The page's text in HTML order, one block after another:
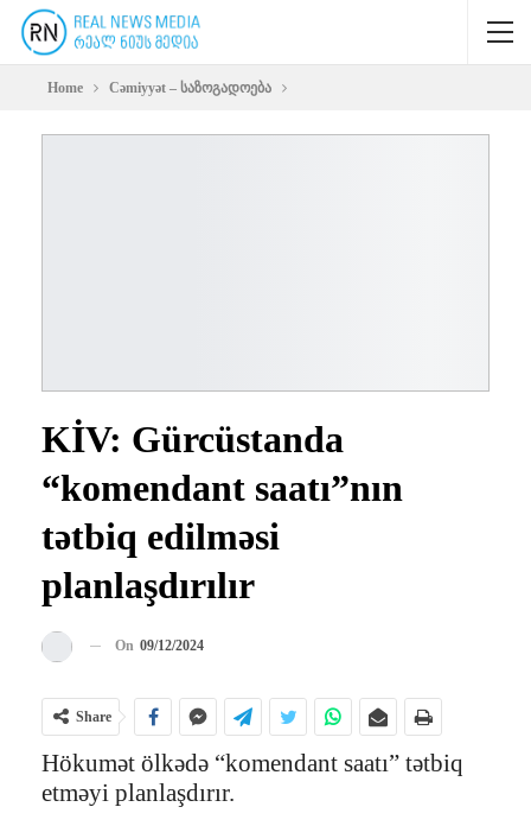
Home Cəmiyyət – საზოგადოება
KİV: Gürcüstanda
“komendant saatı”nın
tətbiq edilməsi
planlaşdırılır
On 09/12/2024
Share
Hökumət ölkədə “komendant saatı” tətbiq
etməyi planlaşdırır.